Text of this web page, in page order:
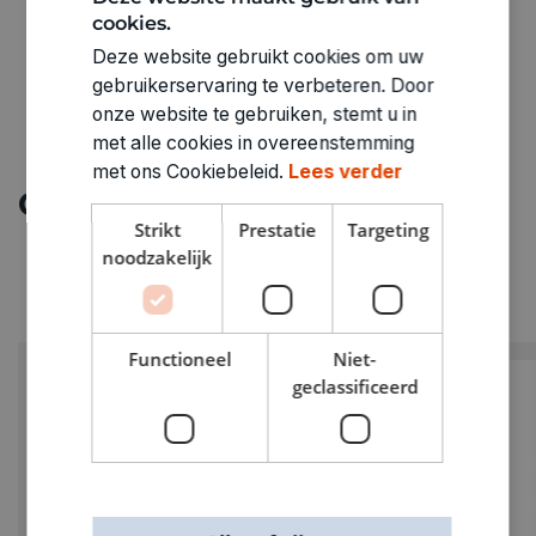
Ontdek meer
cookies.
Deze website gebruikt cookies om uw
gebruikerservaring te verbeteren. Door
onze website te gebruiken, stemt u in
met alle cookies in overeenstemming
met ons Cookiebeleid. Lees verder
Strikt
noodzakelijk
Prestatie Targeting
Functioneel
Niet-
geclassificeerd